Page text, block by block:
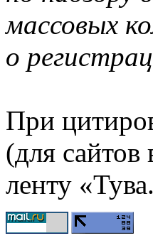
массовых
о
При
(для
ленту